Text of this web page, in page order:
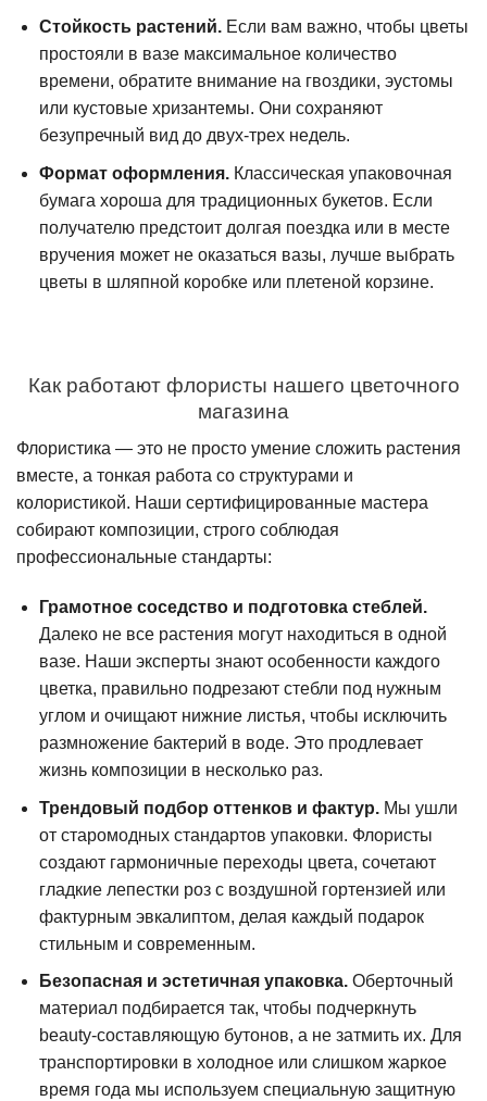
Стойкость растений.Если вам важно, чтобы цветы
простояли в вазе максимальное количество
времени, обратите внимание на гвоздики, эустомы
или кустовые хризантемы. Они сохраняют
безупречный вид до двух-трех недель.
Формат оформления.Классическая упаковочная
бумага хороша для традиционных букетов. Если
получателю предстоит долгая поездка или в месте
вручения может не оказаться вазы, лучше выбрать
цветы в шляпной коробке или плетеной корзине.
Как работают флористы нашего цветочного
магазина
Флористика — это не просто умение сложить растения
вместе, а тонкая работа со структурами и
колористикой. Наши сертифицированные мастера
собирают композиции, строго соблюдая
профессиональные стандарты:
Грамотное соседство и подготовка стеблей.
Далеко не все растения могут находиться в одной
вазе. Наши эксперты знают особенности каждого
цветка, правильно подрезают стебли под нужным
углом и очищают нижние листья, чтобы исключить
размножение бактерий в воде. Это продлевает
жизнь композиции в несколько раз.
Трендовый подбор оттенков и фактур.Мы ушли
от старомодных стандартов упаковки. Флористы
создают гармоничные переходы цвета, сочетают
гладкие лепестки роз с воздушной гортензией или
фактурным эвкалиптом, делая каждый подарок
стильным и современным.
Безопасная и эстетичная упаковка.Оберточный
материал подбирается так, чтобы подчеркнуть
beauty-составляющую бутонов, а не затмить их. Для
транспортировки в холодное или слишком жаркое
время года мы используем специальную защитную